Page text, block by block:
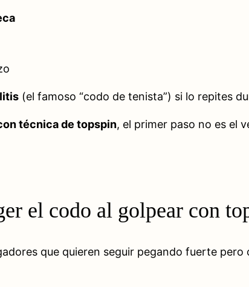
(el famoso “codo de tenista”) si lo repites
técnica de topspin, el primer paso no es el
el codo al golpear con
que quieren seguir pegando fuerte pero